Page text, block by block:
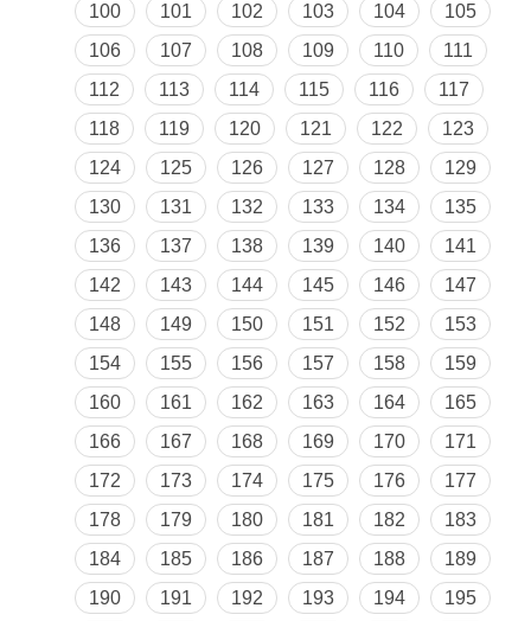
100
101 102 103 104
105
106
107 108 109 110
111
112
113 114 115 116
117
118
119 120 121 122
123
124
125 126 127 128
129
130
131 132 133 134
135
136
137 138 139 140
141
142
143 144 145 146
147
148
149 150 151 152
153
154
155 156 157 158
159
160
161 162 163 164
165
166
167 168 169 170
171
172
173 174 175 176
177
178
179 180 181 182
183
184
185 186 187 188
189
190
191 192 193 194
195